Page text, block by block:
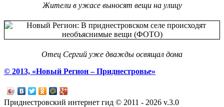
Жители в ужасе выносят вещи на улицу
Отец Сергий уже дважды освящал дома
© 2013, «Новый Регион – Приднестровье»
Приднестровский интернет гид © 2011 - 2026 v.3.0